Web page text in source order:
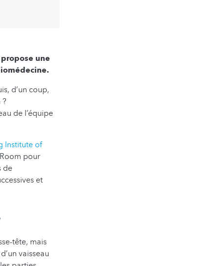
une
d’un coup,
de l’équipe
Institute of
pour
de
et
tête, mais
vaisseau